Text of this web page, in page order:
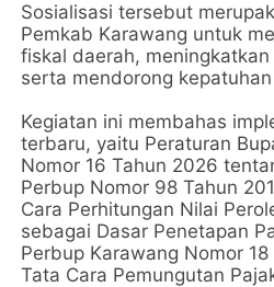
Sosialisasi tersebut
Pemkab Karawang untuk
fiskal daerah,
serta mendorong
Kegiatan ini membahas
terbaru, yaitu Peraturan
Nomor 16 Tahun 2026
Perbup Nomor 98 Tahun
Cara Perhitungan Nilai
sebagai Dasar Penetapan
Perbup Karawang Nomor
Tata Cara Pemungutan